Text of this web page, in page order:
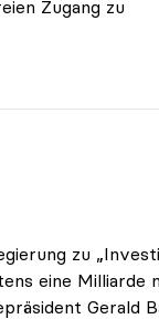
Zugang zu
zu
eine Milliarde
Gerald